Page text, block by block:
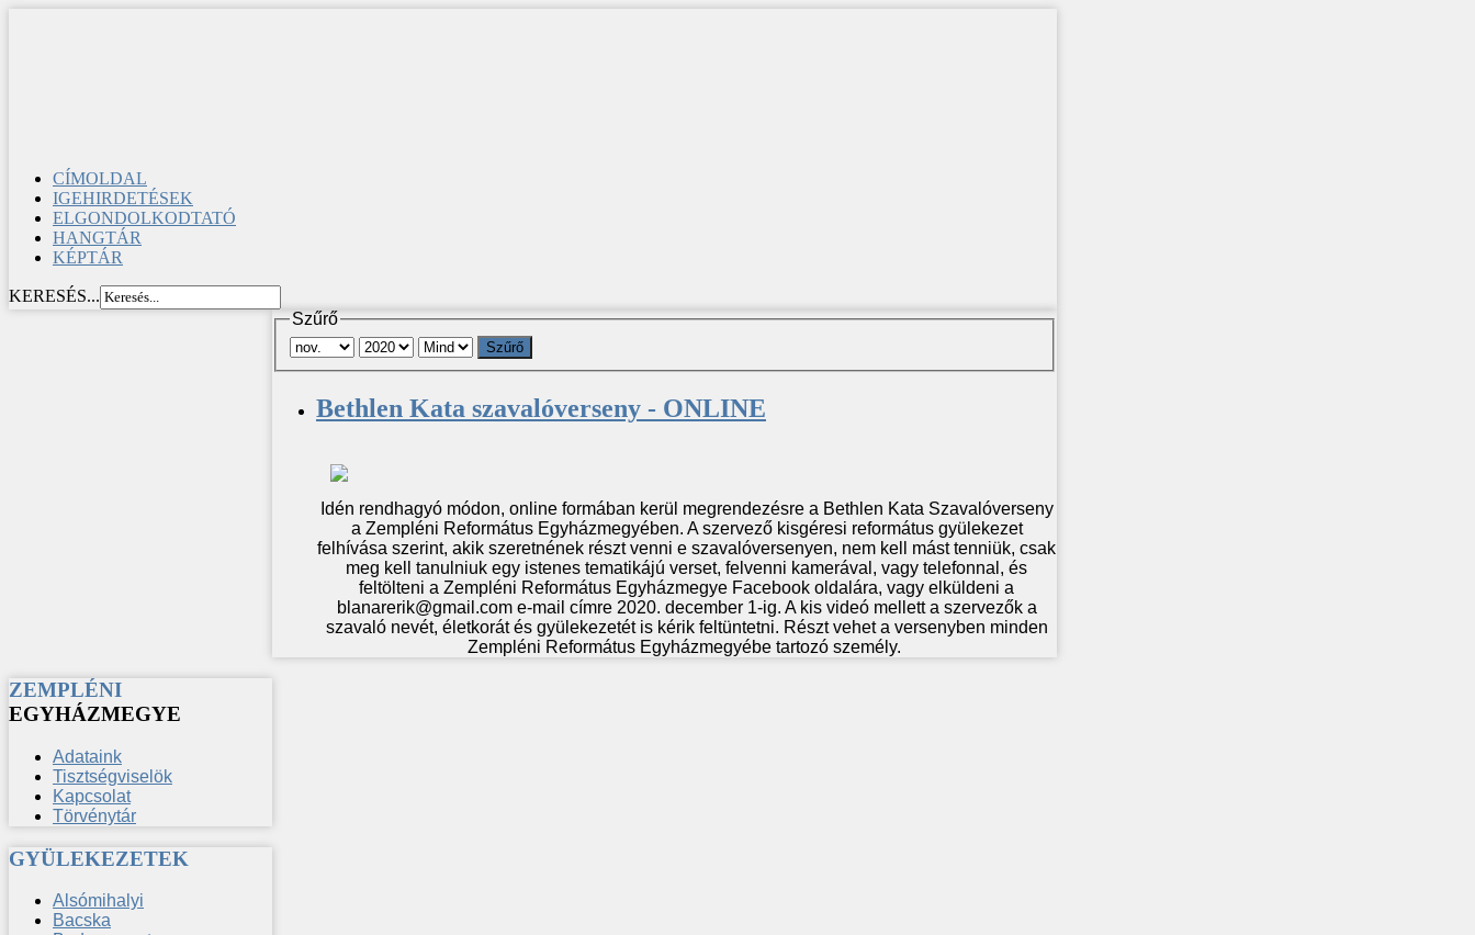
CÍMOLDAL
IGEHIRDETÉSEK
ELGONDOLKODTATÓ
HANGTÁR
KÉPTÁR
KERESÉS...
Szűrő
Szűrő
Bethlen Kata szavalóverseny - ONLINE
Idén rendhagyó módon, online formában kerül megrendezésre a Bethlen Kata Szavalóverseny
a Zempléni Református Egyházmegyében. A szervező kisgéresi református gyülekezet
felhívása szerint, akik szeretnének részt venni e szavalóversenyen, nem kell mást tenniük, csak
meg kell tanulniuk egy istenes tematikájú verset, felvenni kamerával, vagy telefonnal, és
feltölteni a Zempléni Református Egyházmegye Facebook oldalára, vagy elküldeni a
blanarerik@gmail.com e-mail címre 2020. december 1-ig. A kis videó mellett a szervezők a
szavaló nevét, életkorát és gyülekezetét is kérik feltüntetni. Részt vehet a versenyben minden
Zempléni Református Egyházmegyébe tartozó személy.
ZEMPLÉNI
EGYHÁZMEGYE
Adataink
Tisztségviselök
Kapcsolat
Törvénytár
GYÜLEKEZETEK
Alsómihalyi
Bacska